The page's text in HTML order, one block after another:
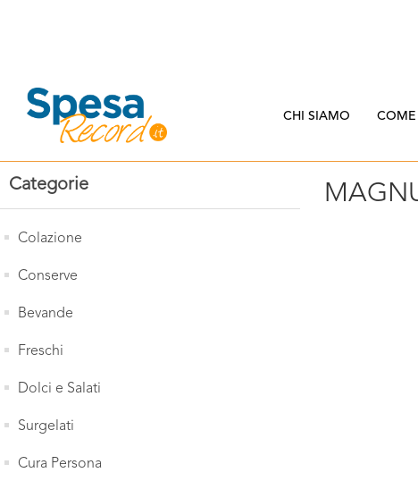
CHI SIAMO
Categorie
Colazione
Conserve
Bevande
Freschi
Dolci e Salati
Surgelati
Cura Persona